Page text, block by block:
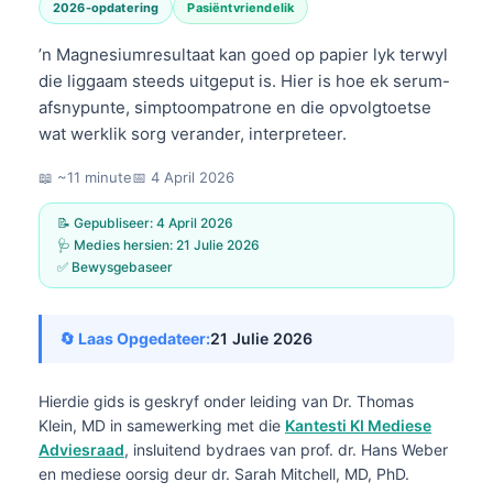
2026-opdatering Pasiëntvriendelik
’n Magnesiumresultaat kan goed op papier lyk terwyl
die liggaam steeds uitgeput is. Hier is hoe ek serum-
afsnypunte, simptoompatrone en die opvolgtoetse
wat werklik sorg verander, interpreteer.
📖 ~11 minute📅 4 April 2026
📝 Gepubliseer: 4 April 2026
🩺 Medies hersien: 21 Julie 2026
✅ Bewysgebaseer
🔄 Laas Opgedateer:21 Julie 2026
Hierdie gids is geskryf onder leiding van Dr. Thomas
Klein, MD in samewerking met die Kantesti KI Mediese
Adviesraad, insluitend bydraes van prof. dr. Hans Weber
en mediese oorsig deur dr. Sarah Mitchell, MD, PhD.